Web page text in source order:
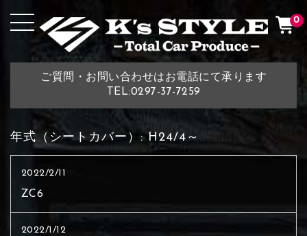
ご質問・お問い合わせはお電話にて承ります
TEL:0297-37-7259
0
年式（シートカバー）: H24/4～
2022/2/11
ZC6
2022/1/12